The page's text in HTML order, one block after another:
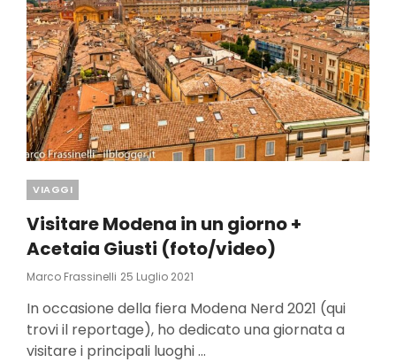
Categories
VIAGGI
Visitare Modena in un giorno +
Acetaia Giusti (foto/video)
Marco Frassinelli Posted
25 Luglio 2021
In occasione della fiera Modena Nerd 2021 (qui
trovi il reportage), ho dedicato una giornata a
visitare i principali luoghi …